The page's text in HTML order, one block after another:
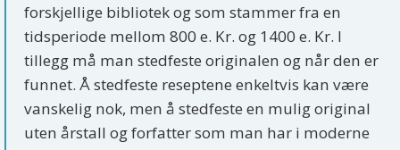
forskjellige bibliotek og som stammer fra en
tidsperiode mellom 800 e. Kr. og 1400 e. Kr. I
tillegg må man stedfeste originalen og når den er
funnet. Å stedfeste reseptene enkeltvis kan være
vanskelig nok, men å stedfeste en mulig original
uten årstall og forfatter som man har i moderne